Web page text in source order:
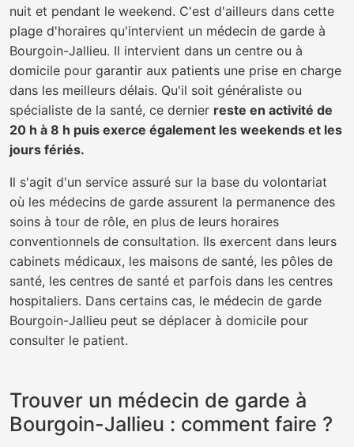
nuit et pendant le weekend. C'est d'ailleurs dans cette
plage d'horaires qu'intervient un médecin de garde à
Bourgoin-Jallieu. Il intervient dans un centre ou à
domicile pour garantir aux patients une prise en charge
dans les meilleurs délais. Qu'il soit généraliste ou
spécialiste de la santé, ce dernier reste en activité de
20 h à 8 h puis exerce également les weekends et les
jours fériés.
Il s'agit d'un service assuré sur la base du volontariat
où les médecins de garde assurent la permanence des
soins à tour de rôle, en plus de leurs horaires
conventionnels de consultation. Ils exercent dans leurs
cabinets médicaux, les maisons de santé, les pôles de
santé, les centres de santé et parfois dans les centres
hospitaliers. Dans certains cas, le médecin de garde
Bourgoin-Jallieu peut se déplacer à domicile pour
consulter le patient.
Trouver un médecin de garde à
Bourgoin-Jallieu : comment faire ?